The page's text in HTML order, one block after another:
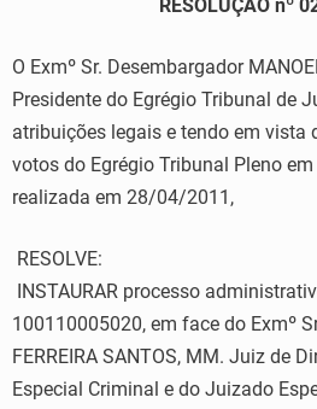
RESOLUÇÃO nº
O Exmº Sr. Desembargador
Presidente do Egrégio Tribunal de
atribuições legais e tendo em vista
votos do Egrégio Tribunal Pleno
realizada em 28/04/2011,
RESOLVE:
INSTAURAR processo
100110005020, em face do Exmº
FERREIRA SANTOS, MM. Juiz de
Especial Criminal e do Juizado